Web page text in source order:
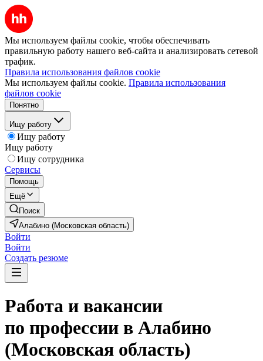
Мы используем файлы cookie, чтобы обеспечивать
правильную работу нашего веб-сайта и анализировать сетевой
трафик.
Правила использования файлов cookie
Мы используем файлы cookie. Правила использования
файлов cookie
Понятно
Ищу работу
Ищу работу
Ищу работу
Ищу сотрудника
Сервисы
Помощь
Ещё
Поиск
Алабино (Московская область)
Войти
Войти
Создать резюме
Работа и вакансии
по профессии в Алабино
(Московская область)